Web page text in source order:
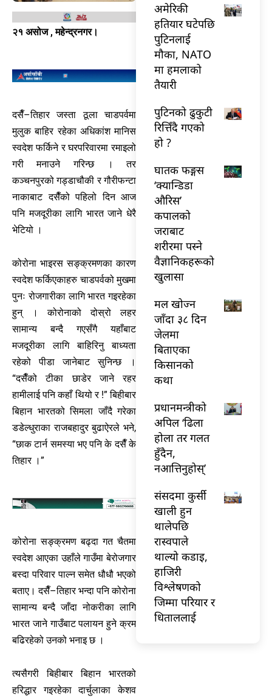
२१ असोज , महेन्द्रनगर।
दसैँ–तिहार जस्ता ठूला चाडपर्वमा
मुलुक बाहिर रहेका अधिकांश मानिस
स्वदेश फर्किने र घरपरिवारमा रमाइलो
गरी मनाउने गरिन्छ । तर
कञ्चनपुरको गड्डाचौकी र गौरीफन्टा
नाकाबाट दसैँको पहिलो दिन आज
पनि मजदूरीका लागि भारत जाने धेरै
भेटियो ।
कोरोना भाइरस सङ्क्रमणका कारण
स्वदेश फर्किएकाहरु चाडपर्वको मुखमा
पुनः रोजगारीका लागि भारत गइरहेका
हुन् । कोरोनाको दोस्रो लहर
सामान्य बन्दै गएसँगै यहाँबाट
मजदूरीका लागि बाहिरिनु बाध्यता
रहेको पीडा जानेबाट सुनिन्छ ।
“दसैँको टीका छाडेर जाने रहर
हामीलाई पनि कहाँ थियो र !” बिहीबार
बिहान भारतको सिमला जाँदै गरेका
डडेल्धुराका राजबहादुर बुढाऐरले भने,
“छाक टार्न समस्या भए पनि के दसैँ के
तिहार ।”
कोरोना सङ्क्रमण बढ्दा गत चैतमा
स्वदेश आएका उहाँले गाउँमा बेरोजगार
बस्दा परिवार पाल्न समेत धौधौ भएको
बताए। दसैँ–तिहार भन्दा पनि कोरोना
सामान्य बन्दै जाँदा नोकरीका लागि
भारत जाने गाउँबाट पलायन हुने क्रम
बढिरहेको उनको भनाइ छ ।
त्यसैगरी बिहीबार बिहान भारतको
हरिद्धार गइरहेका दार्चुलाका केशव
अमेरिकी
हतियार घटेपछि
पुटिनलाई
मौका, NATO
मा हमलाको
तैयारी
पुटिनको ढुकुटी
रित्तिँदै गएको
हो ?
घातक फङ्गस
‘क्यान्डिडा
औरिस’
कपालको
जराबाट
शरीरमा पस्ने
वैज्ञानिकहरूको
खुलासा
मल खोज्न
जाँदा ३८ दिन
जेलमा
बिताएका
किसानको
कथा
प्रधानमन्त्रीको
अपिल ‘ढिला
होला तर गलत
हुँदैन,
नआत्तिनुहोस्’
संसदमा कुर्सी
खाली हुन
थालेपछि
रास्वपाले
थाल्यो कडाइ,
हाजिरी
विश्लेषणको
जिम्मा परियार र
धिताललाई